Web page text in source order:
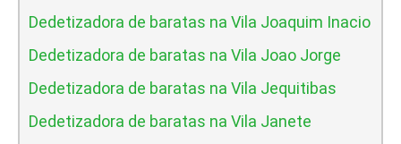
Dedetizadora de baratas na Vila Joaquim Inacio
Dedetizadora de baratas na Vila Joao Jorge
Dedetizadora de baratas na Vila Jequitibas
Dedetizadora de baratas na Vila Janete